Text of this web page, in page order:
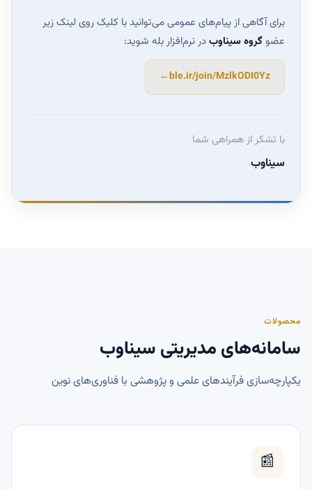
برای آگاهی از پیام‌های عمومی می‌توانید با کلیک روی لینک زیر
عضوگروه سیناوبدر نرم‌افزار بله شوید:
ble.ir/join/MzlkODI0Yz
←
با تشکر از همراهی شما
سیناوب
محصولات
سامانه‌های مدیریتی سیناوب
یکپارچه‌سازی فرآیندهای علمی و پژوهشی با فناوری‌های نوین
📰